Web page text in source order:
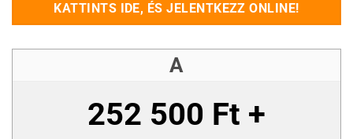
KATTINTS IDE, ÉS JELENTKEZZ ONLINE!
A
252 500 Ft +